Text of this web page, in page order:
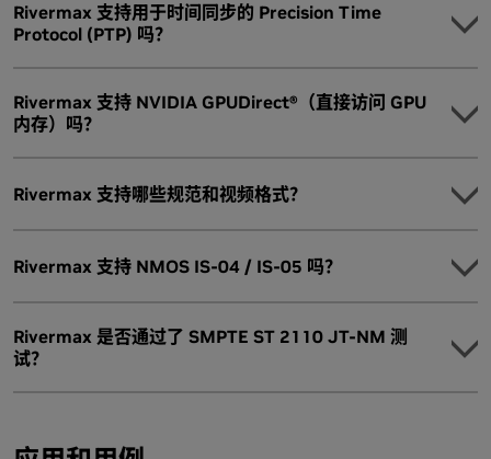
Rivermax 支持用于时间同步的 Precision Time
Protocol (PTP) 吗？
在 Windows 上：使用 BlueField DPU 和 NVIDIA DOCA-
Firefly 时间服务实现时间同步，提供从 CPU 卸载的与操作
系统和虚拟化无关的 PTP 同步。一个版本的 Linux PTP 在
DPU ARM 内核上运行，锁定网卡的实时时钟，Rivermax
提供了读取此 PTP 时间的机制。
对于 Linux 操作系统：Linux PTP 在主机上运行，锁定网卡
Rivermax 支持 NVIDIA GPUDirect®（直接访问 GPU
内存）吗？
Rivermax 支持哪些规范和视频格式？
Rivermax 支持 NMOS IS-04 / IS-05 吗？
Rivermax 是否通过了 SMPTE ST 2110 JT-NM 测
试？